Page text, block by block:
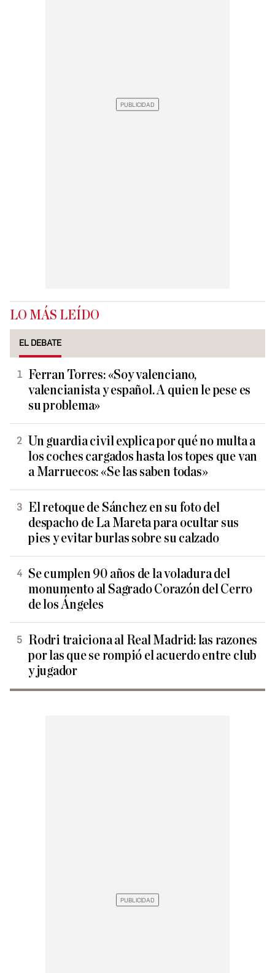
LO MÁS LEÍDO
EL DEBATE
Ferran Torres: «Soy valenciano,
valencianista y español. A quien le pese es
su problema»
Un guardia civil explica por qué no multa a
los coches cargados hasta los topes que van
a Marruecos: «Se las saben todas»
El retoque de Sánchez en su foto del
despacho de La Mareta para ocultar sus
pies y evitar burlas sobre su calzado
Se cumplen 90 años de la voladura del
monumento al Sagrado Corazón del Cerro
de los Ángeles
Rodri traiciona al Real Madrid: las razones
por las que se rompió el acuerdo entre club
y jugador